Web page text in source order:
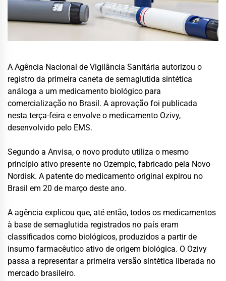
A Agência Nacional de Vigilância Sanitária autorizou o
registro da primeira caneta de semaglutida sintética
análoga a um medicamento biológico para
comercialização no Brasil. A aprovação foi publicada
nesta terça-feira e envolve o medicamento Ozivy,
desenvolvido pelo EMS.
Segundo a Anvisa, o novo produto utiliza o mesmo
princípio ativo presente no Ozempic, fabricado pela Novo
Nordisk. A patente do medicamento original expirou no
Brasil em 20 de março deste ano.
A agência explicou que, até então, todos os medicamentos
à base de semaglutida registrados no país eram
classificados como biológicos, produzidos a partir de
insumo farmacêutico ativo de origem biológica. O Ozivy
passa a representar a primeira versão sintética liberada no
mercado brasileiro.